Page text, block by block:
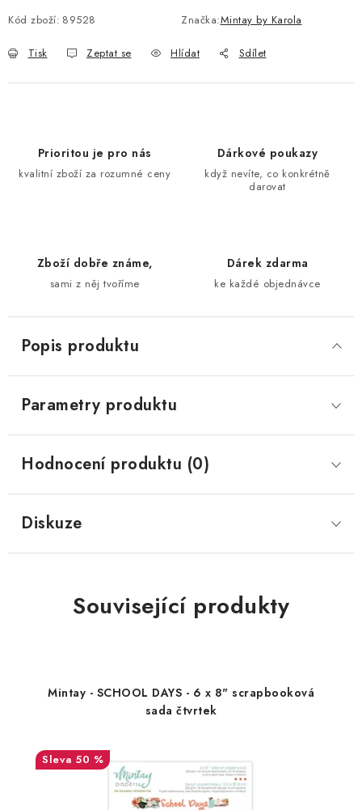
Kód zboží: 89528 Značka:Mintay by Karola
Tisk Zeptat se Hlídat Sdílet
Prioritou je pro nás
kvalitní zboží za rozumné ceny
Dárkové poukazy
když nevíte, co konkrétně
darovat
Zboží dobře známe,
sami z něj tvoříme
Dárek zdarma
ke každé objednávce
Popis produktu
Parametry produktu
Hodnocení produktu (0)
Diskuze
Související produkty
Mintay - SCHOOL DAYS - 6 x 8" scrapbooková
sada čtvrtek
50 %